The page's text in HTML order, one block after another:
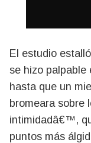
El estudio
se hizo palpable
hasta que un
bromeara sobre
intimidadâ€™,
puntos más